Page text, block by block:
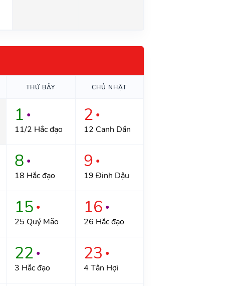
THỨ BẢY CHỦ NHẬT
1 ●
11/2 Hắc đạo
2 ●
12 Canh Dần
8 ●
18 Hắc đạo
9 ●
19 Đinh Dậu
15 ●
25 Quý Mão
16 ●
26 Hắc đạo
22 ●
3 Hắc đạo
23 ●
4 Tân Hợi